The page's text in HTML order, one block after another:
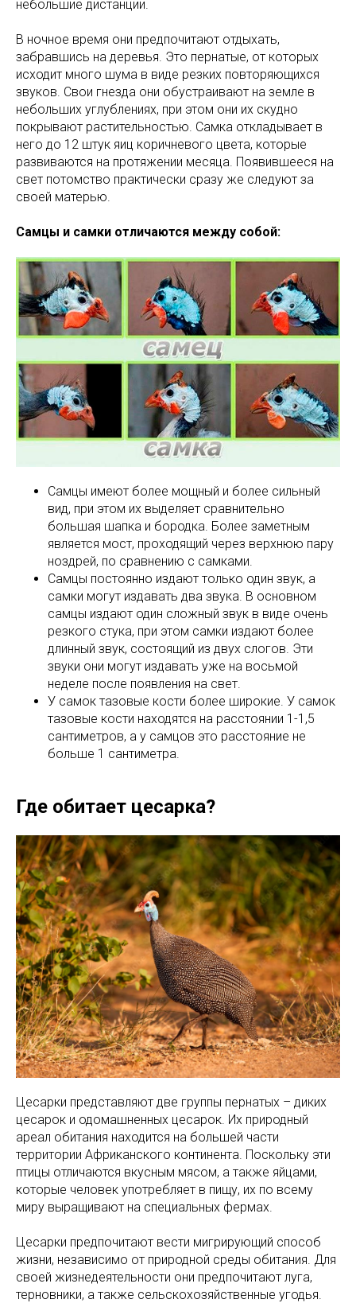
небольшие дистанции.
В ночное время они предпочитают отдыхать,
забравшись на деревья. Это пернатые, от которых
исходит много шума в виде резких повторяющихся
звуков. Свои гнезда они обустраивают на земле в
небольших углублениях, при этом они их скудно
покрывают растительностью. Самка откладывает в
него до 12 штук яиц коричневого цвета, которые
развиваются на протяжении месяца. Появившееся на
свет потомство практически сразу же следуют за
своей матерью.
Самцы и самки отличаются между собой:
Самцы имеют более мощный и более сильный
вид, при этом их выделяет сравнительно
большая шапка и бородка. Более заметным
является мост, проходящий через верхнюю пару
ноздрей, по сравнению с самками.
Самцы постоянно издают только один звук, а
самки могут издавать два звука. В основном
самцы издают один сложный звук в виде очень
резкого стука, при этом самки издают более
длинный звук, состоящий из двух слогов. Эти
звуки они могут издавать уже на восьмой
неделе после появления на свет.
У самок тазовые кости более широкие. У самок
тазовые кости находятся на расстоянии 1-1,5
сантиметров, а у самцов это расстояние не
больше 1 сантиметра.
Где обитает цесарка?
Цесарки представляют две группы пернатых – диких
цесарок и одомашненных цесарок. Их природный
ареал обитания находится на большей части
территории Африканского континента. Поскольку эти
птицы отличаются вкусным мясом, а также яйцами,
которые человек употребляет в пищу, их по всему
миру выращивают на специальных фермах.
Цесарки предпочитают вести мигрирующий способ
жизни, независимо от природной среды обитания. Для
своей жизнедеятельности они предпочитают луга,
терновники, а также сельскохозяйственные угодья.